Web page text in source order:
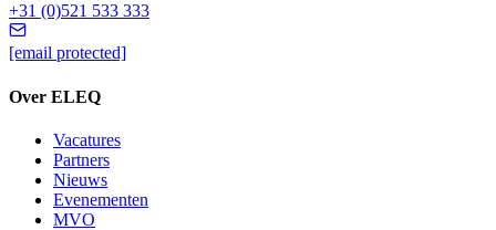
+31 (0)521 533 333
[email protected]
Over ELEQ
Vacatures
Partners
Nieuws
Evenementen
MVO